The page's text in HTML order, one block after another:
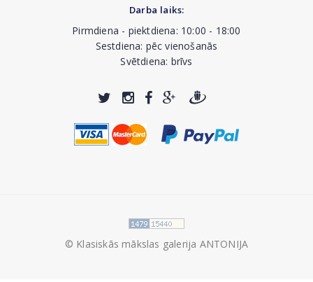
Darba laiks:
Pirmdiena - piektdiena: 10:00 - 18:00
Sestdiena: pēc vienošanās
Svētdiena: brīvs
© Klasiskās mākslas galerija ANTONIJA